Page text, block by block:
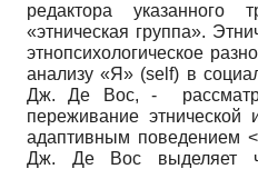
редактора
«этническая группа».
этнопсихологическое
анализу «Я» (self) в
Дж. Де Вос, -
переживание этнической
адаптивным
Дж. Де Вос выделяет